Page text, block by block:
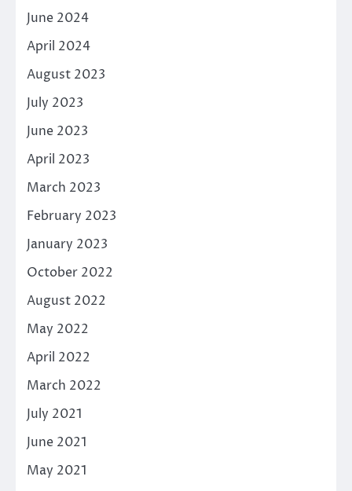
June 2024
April 2024
August 2023
July 2023
June 2023
April 2023
March 2023
February 2023
January 2023
October 2022
August 2022
May 2022
April 2022
March 2022
July 2021
June 2021
May 2021